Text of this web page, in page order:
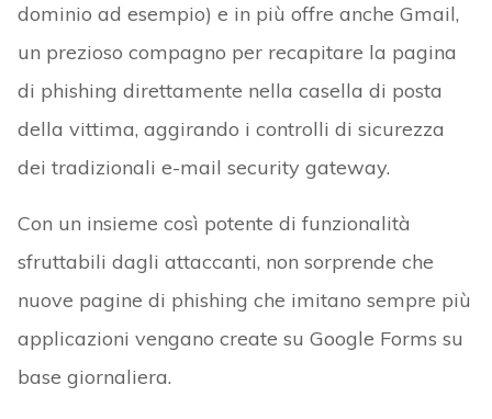
dominio ad esempio) e in più offre anche Gmail,
un prezioso compagno per recapitare la pagina
di phishing direttamente nella casella di posta
della vittima, aggirando i controlli di sicurezza
dei tradizionali e-mail security gateway.
Con un insieme così potente di funzionalità
sfruttabili dagli attaccanti, non sorprende che
nuove pagine di phishing che imitano sempre più
applicazioni vengano create su Google Forms su
base giornaliera.